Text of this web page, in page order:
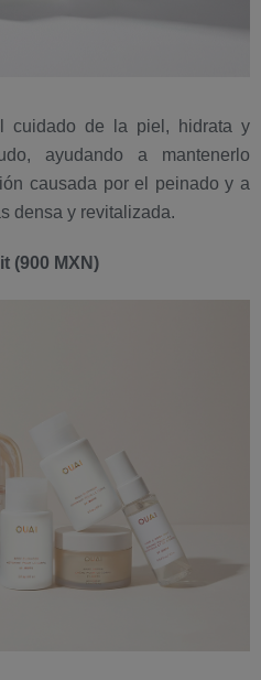
cuidado de la piel, hidrata y
ayudando a mantenerlo
causada por el peinado y a
densa y revitalizada.
(900 MXN)